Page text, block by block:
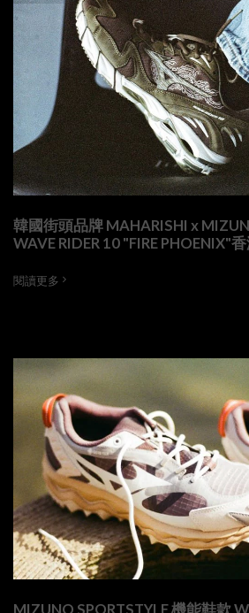
韓國街頭品牌 MAHARISHI x
WAVE RIDER 10 "FIRE PHOENIX"
閱讀更多
MIZUNO SPORTSTYLE 機能鞋款